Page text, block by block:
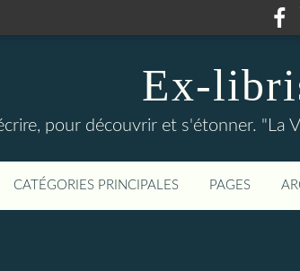
Ex-
pour découvrir et s'étonner. "La
CATÉGORIES PRINCIPALES PAGES